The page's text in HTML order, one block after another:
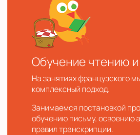
Обучение чтению
На занятиях французского
комплексный подход.
Занимаемся постановкой
обучению письму, освоению
правил транскрипции.